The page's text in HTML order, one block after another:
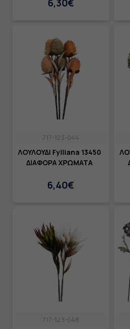
6,30€
717-123-044
ΛΟΥΛΟΥΔΙ Fylliana 13450
ΔΙΑΦΟΡΑ ΧΡΩΜΑΤΑ
6,40€
717-123-048